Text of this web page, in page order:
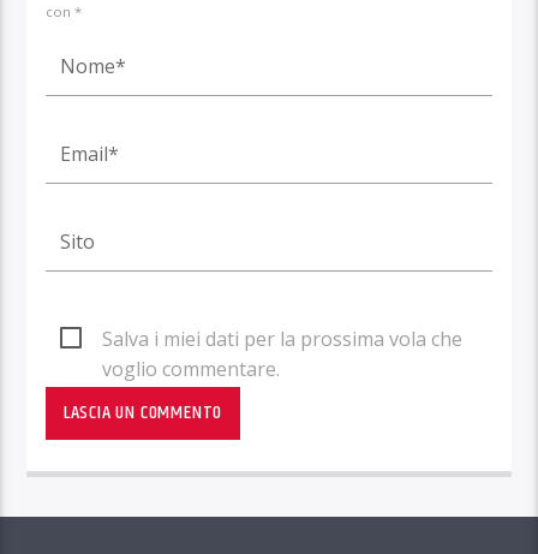
con *
Salva i miei dati per la prossima vola che
voglio commentare.